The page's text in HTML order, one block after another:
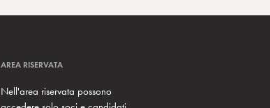
AREA RISERVATA
Nell'area riservata possono